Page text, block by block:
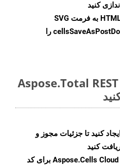
SVG
را
شروع به استفاده از Aspose.Total REST
ایجاد کنید تا جزئیات مجوز و
Aspose.Words و Aspose.Cells Cloud SDK برای کد